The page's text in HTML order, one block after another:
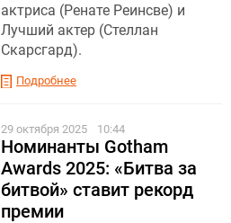
актриса (Ренате Реинсве) и
Лучший актер (Стеллан
Скарсгард).
Подробнее
29 октября 2025 10:44
Номинанты Gotham
Awards 2025: «Битва за
битвой» ставит рекорд
премии